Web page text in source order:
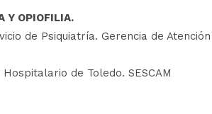
Y OPIOFILIA.
de Psiquiatría. Gerencia de
de Toledo. SESCAM